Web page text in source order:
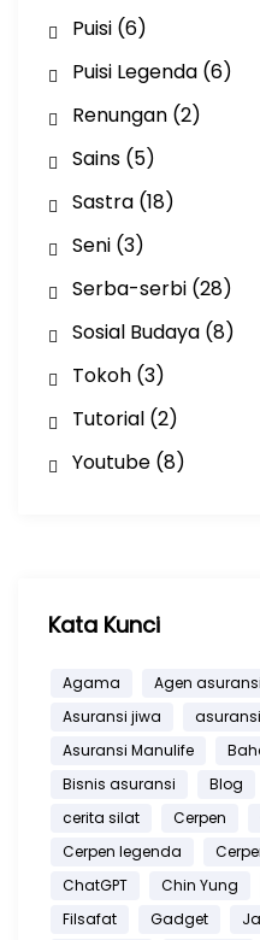
Puisi(6)
Puisi Legenda(6)
Renungan(2)
Sains(5)
Sastra(18)
Seni(3)
Serba-serbi(28)
Sosial Budaya(8)
Tokoh(3)
Tutorial(2)
Youtube(8)
Kata Kunci
Agama Agen asuransi
Asuransi jiwa
Asuransi Manulife
Bisnis asuransi
Blog
cerita silat
Cerpen
Cerpen legenda
ChatGPT
Chin Yung
Filsafat
Gadget